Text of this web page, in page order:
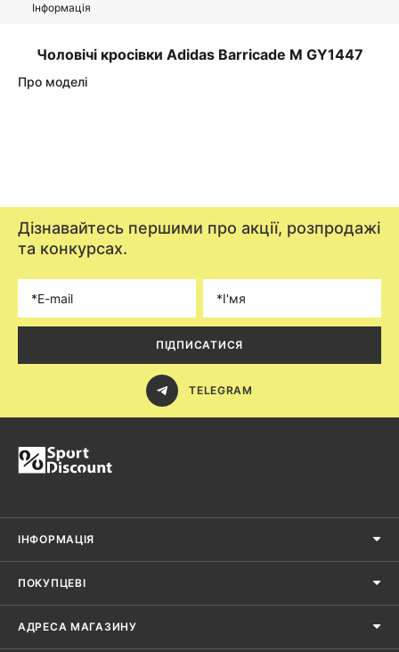
Інформація
Чоловічі кросівки Adidas Barricade M GY1447
Про моделі
Дізнавайтесь першими про акції, розпродажі
та конкурсах.
ПІДПИСАТИСЯ
TELEGRAM
ІНФОРМАЦІЯ
ПОКУПЦЕВІ
АДРЕСА МАГАЗИНУ